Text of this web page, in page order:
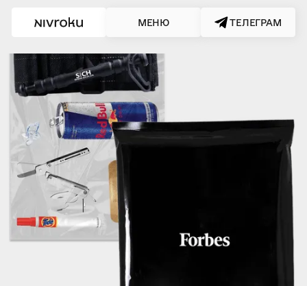
МЕНЮ ТЕЛЕГРАМ